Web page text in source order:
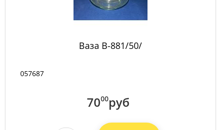
Ваза B-881/50/
057687
7000руб